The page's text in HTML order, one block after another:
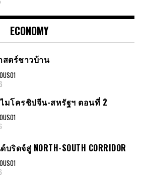
ECONOMY
สตร์ชาวบ้าน
มโครชิปจีน-สหรัฐฯ ตอนที่ 2
ริดจ์สู่ NORTH-SOUTH CORRIDOR